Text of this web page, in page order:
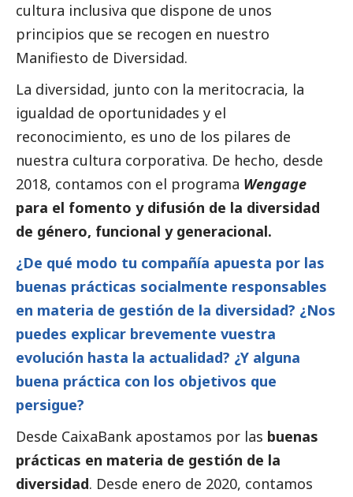
cultura inclusiva que dispone de unos
principios que se recogen en nuestro
Manifiesto de Diversidad.
La diversidad, junto con la meritocracia, la
igualdad de oportunidades y el
reconocimiento, es uno de los pilares de
nuestra cultura corporativa. De hecho, desde
2018, contamos con el programa Wengage
para el fomento y difusión de la diversidad
de género, funcional y generacional.
¿De qué modo tu compañía apuesta por las
buenas prácticas socialmente responsables
en materia de gestión de la diversidad? ¿Nos
puedes explicar brevemente vuestra
evolución hasta la actualidad? ¿Y alguna
buena práctica con los objetivos que
persigue?
Desde CaixaBank apostamos por las buenas
prácticas en materia de gestión de la
diversidad. Desde enero de 2020, contamos